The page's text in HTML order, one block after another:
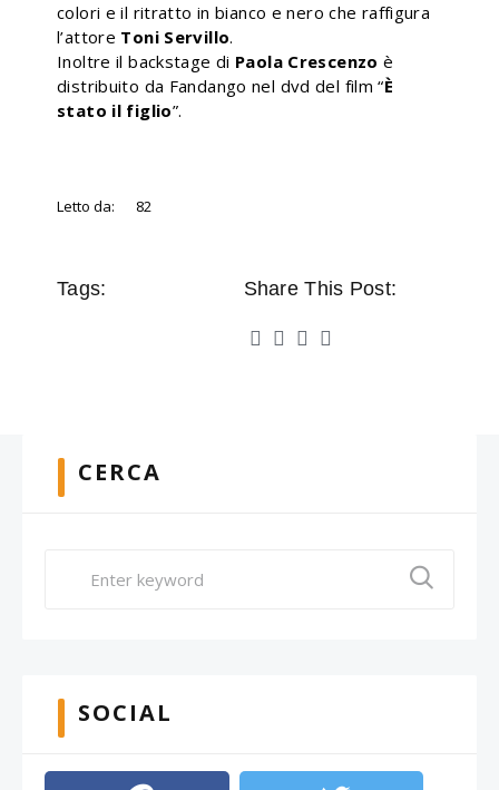
colori e il ritratto in bianco e nero che raffigura
l’attore Toni Servillo.
Inoltre il backstage di Paola Crescenzo è
distribuito da Fandango nel dvd del film “È
stato il figlio”.
Letto da: 82
Tags: Share This Post:
CERCA
SOCIAL